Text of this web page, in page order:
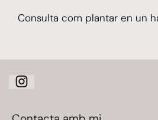
Consulta com plantar en un